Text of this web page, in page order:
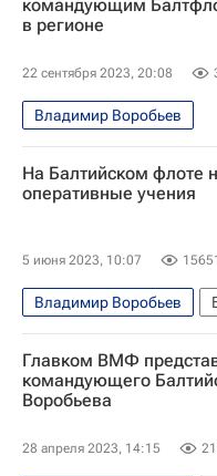
Религия
командующим
в регионе
22 сентября 2023, 20:08
Владимир Воробьев
Балтийский флот ВМФ
На Балтийском флоте
оперативные учения
5 июня 2023, 10:07 15651
Владимир Воробьев
Балтийское море
Балтийский флот ВМФ
Главком ВМФ
командующего
Воробьева
28 апреля 2023, 14:15